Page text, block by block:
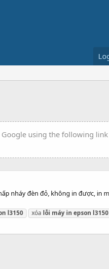
using the following link
nháy đèn đỏ, không in được, in
l3150 xóa lỗi máy in epson l3150